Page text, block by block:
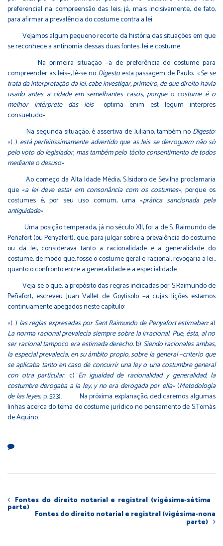
preferencial na compreensão das leis; já, mais incisivamente, de fato,
para afirmar a prevalência do costume contra a lei.
Vejamos algum pequeno recorte da história das situações em que
se reconhece a antinomia dessas duas fontes: lei e costume.
Na primeira situação −a de preferência do costume para
compreender as leis−, lê-se no Digestoesta passagem de Paulo: «Se se
trata da interpretação da lei, cabe investigar, primeiro, de que direito havia
usado antes a cidade em semelhantes casos, porque o costume é o
melhor intérprete das leis−optima enim est legum interpres
consuetudo».
Na segunda situação, é assertiva de Juliano, também no Digesto:
«(…) está perfeitissimamente advertido que as leis se derroguem não só
pelo voto do legislador, mas também pelo tácito consentimento de todos
mediante o desuso».
Ao começo da Alta Idade Média, S.Isidoro de Sevilha proclamaria
que «a lei deve estar em consonância com os costumes», porque os
costumes é, por seu uso comum, uma «prática sancionada pela
antiguidade».
Uma posição temperada, já no século XII, foi a de S. Raimundo de
Peñafort (ou Penyafort), que, para julgar sobre a prevalência do costume
ou da lei, considerava tanto a racionalidade e a generalidade do
costume, de modo que, fosse o costume geral e racional, revogaria a lei.,
quanto o confronto entre a generalidade e a especialidade.
Veja-se o que, a propósito das regras indicadas por S.Raimundo de
Peñafort, escreveu Juan Vallet de Goytisolo −a cujas lições estamos
continuamente apegados neste capítulo:
«(…) las reglas expresadas por Sant Raimundo de Penyafort estimaban:a)
La norma racional prevalecía siempre sobre la irracional. Pue, ésta, al no
ser racional tampoco era estimada derecho.b) Siendo racionales ambas,
la especial prevalecía, en su ámbito propio, sobre la general −criterio que
se aplicaba tanto en caso de concurrir una ley o una costumbre general
con otra particular. c) En igualdad de racionalidad y generalidad, la
costumbre derogaba a la ley, y no era derogada por ella» (Metodología
de las leyes, p. 523). Na próxima explanação, dedicaremos algumas
linhas acerca do tema do costume jurídico no pensamento de S.Tomás
de Aquino.
Fontes do direito notarial e registral (vigésima-sétima
parte)
Fontes do direito notarial e registral (vigésima-nona
parte)